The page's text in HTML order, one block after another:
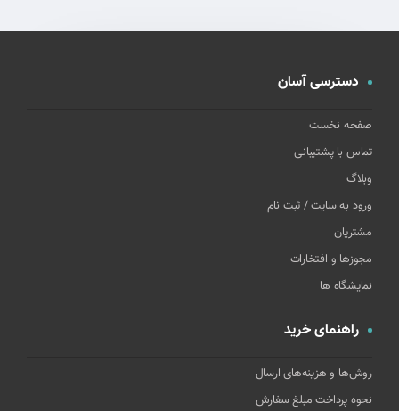
دسترسی آسان
صفحه نخست
تماس با پشتیبانی
وبلاگ
ورود به سایت / ثبت نام
مشتریان
مجوزها و افتخارات
نمایشگاه ها
راهنمای خرید
روش‌ها و هزینه‌های ارسال
نحوه پرداخت مبلغ سفارش